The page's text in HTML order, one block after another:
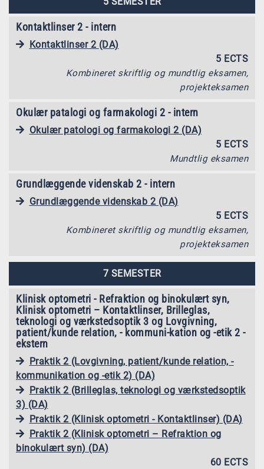
Kontaktlinser 2 - intern
Kontaktlinser 2 (DA)
5 ECTS
Kombineret skriftlig og mundtlig eksamen,
projekteksamen
Okulær patalogi og farmakologi 2 - intern
Okulær patologi og farmakologi 2 (DA)
5 ECTS
Mundtlig eksamen
Grundlæggende videnskab 2 - intern
Grundlæggende videnskab 2 (DA)
5 ECTS
Kombineret skriftlig og mundtlig eksamen,
projekteksamen
7 SEMESTER
Klinisk optometri - Refraktion og binokulært syn,
Klinisk optometri – Kontaktlinser, Brilleglas,
teknologi og værkstedsoptik 3 og Lovgivning,
patient/kunde relation, - kommuni-kation og -etik 2 -
ekstern
Praktik 2 (Lovgivning, patient/kunde relation, -
kommunikation og -etik 2) (DA)
Praktik 2 (Brilleglas, teknologi og værkstedsoptik
3) (DA)
Praktik 2 (Klinisk optometri - Kontaktlinser) (DA)
Praktik 2 (Klinisk optometri – Refraktion og
binokulært syn) (DA)
60 ECTS